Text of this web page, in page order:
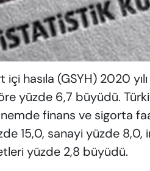
hasıla (GSYH) 2020
yüzde 6,7 büyüdü.
finans ve sigorta
15,0, sanayi yüzde 8,0,
yüzde 2,8 büyüdü.